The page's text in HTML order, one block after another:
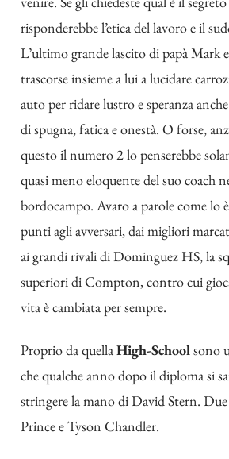
risponderebbe l’etica del lavoro e il
L’ultimo grande lascito di papà Mark
trascorse insieme a lui a lucidare
auto per ridare lustro e speranza
di spugna, fatica e onestà. O forse,
questo il numero 2 lo penserebbe
quasi meno eloquente del suo coach
bordocampo. Avaro a parole come lo
punti agli avversari, dai migliori
ai grandi rivali di Dominguez HS, la
superiori di Compton, contro cui
vita è cambiata per sempre.
Proprio da quellaHigh-Schoolsono
che qualche anno dopo il diploma si
stringere la mano di David Stern.
Prince e Tyson Chandler.